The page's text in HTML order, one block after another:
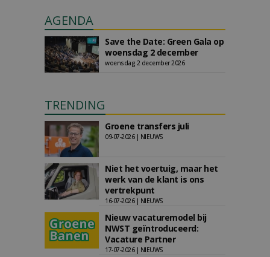
AGENDA
Save the Date: Green Gala op
woensdag 2 december
woensdag 2 december 2026
TRENDING
Groene transfers juli
09-07-2026 | NIEUWS
Niet het voertuig, maar het
werk van de klant is ons
vertrekpunt
16-07-2026 | NIEUWS
Nieuw vacaturemodel bij
NWST geïntroduceerd:
Vacature Partner
17-07-2026 | NIEUWS